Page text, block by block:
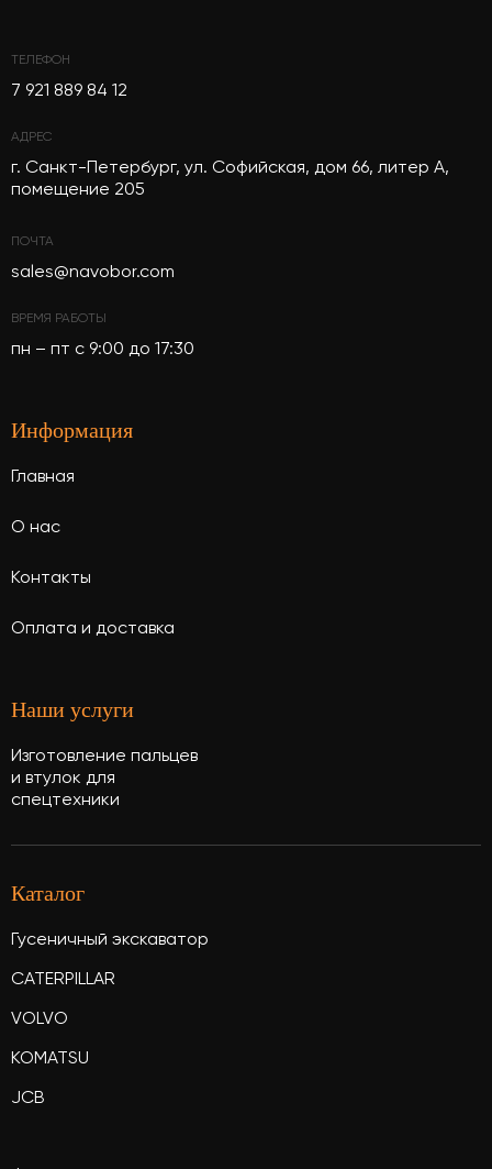
ТЕЛЕФОН
7 921 889 84 12
АДРЕС
г. Санкт-Петербург, ул. Софийская, дом 66, литер А,
помещение 205
ПОЧТА
sales@navobor.com
ВРЕМЯ РАБОТЫ
пн – пт с 9:00 до 17:30
Наши услуги
Изготовление пальцев
и втулок для
спецтехники
Информация
Главная
О нас
Контакты
Оплата и доставка
Каталог
Гусеничный экскаватор
CATERPILLAR
VOLVO
KOMATSU
JCB